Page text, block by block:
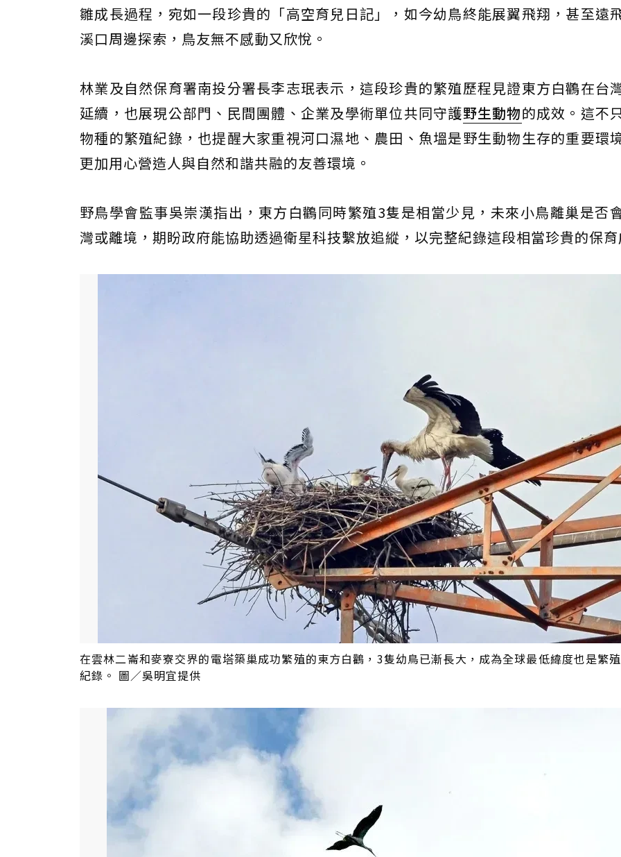
雛成長過程，宛如一段珍貴的「高空育兒日記」，如今幼鳥終能展翼飛翔，甚至遠
溪口周邊探索，鳥友無不感動又欣悅。
林業及自然保育署南投分署長李志珉表示，這段珍貴的繁殖歷程見證東方白鸛在台
延續，也展現公部門、民間團體、企業及學術單位共同守護野生動物的成效。這不
物種的繁殖紀錄，也提醒大家重視河口濕地、農田、魚塭是野生動物生存的重要環
更加用心營造人與自然和諧共融的友善環境。
野鳥學會監事吳崇漢指出，東方白鸛同時繁殖3隻是相當少見，未來小鳥離巢是否
灣或離境，期盼政府能協助透過衛星科技繫放追縱，以完整紀錄這段相當珍貴的保
在雲林二崙和麥寮交界的電塔築巢成功繁殖的東方白鸛，3隻幼鳥已漸長大，成為全球最低緯度也是繁
紀錄。 圖／吳明宜提供